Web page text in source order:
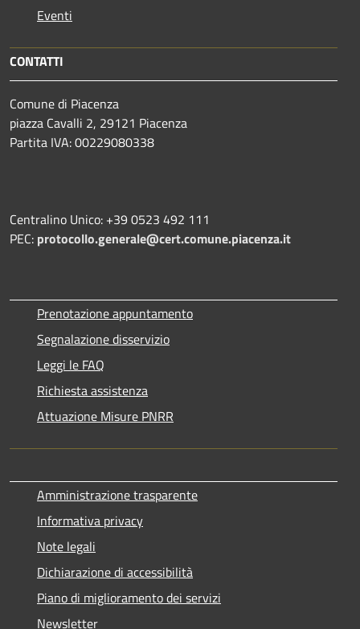
Eventi
CONTATTI
Comune di Piacenza
piazza Cavalli 2, 29121 Piacenza
Partita IVA: 00229080338
Centralino Unico: +39 0523 492 111
PEC: protocollo.generale@cert.comune.piacenza.it
Prenotazione appuntamento
Segnalazione disservizio
Leggi le FAQ
Richiesta assistenza
Attuazione Misure PNRR
Amministrazione trasparente
Informativa privacy
Note legali
Dichiarazione di accessibilità
Piano di miglioramento dei servizi
Newsletter